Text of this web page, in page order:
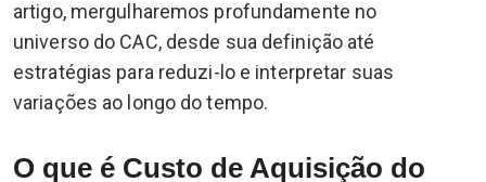
artigo, mergulharemos profundamente no
universo do CAC, desde sua definição até
estratégias para reduzi-lo e interpretar suas
variações ao longo do tempo.
O que é Custo de Aquisição do